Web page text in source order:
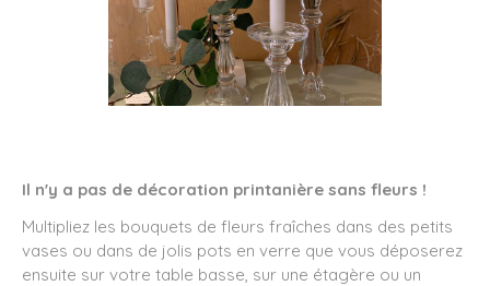
Il n'y a pas de décoration printanière sans fleurs !
Multipliez les bouquets de fleurs fraîches dans des petits
vases ou dans de jolis pots en verre que vous déposerez
ensuite sur votre table basse, sur une étagère ou un